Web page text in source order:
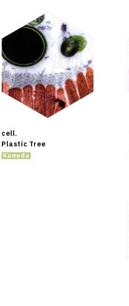
cell.
Plastic Tree
Kameda